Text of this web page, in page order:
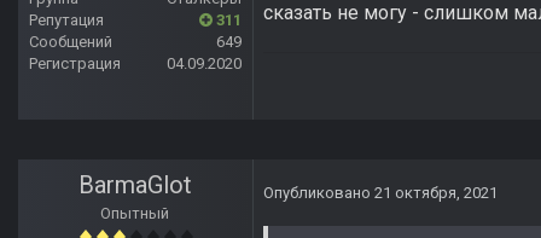
Репутация
311
Сообщений
649
Регистрация
04.09.2020
сказать не могу - слишком
BarmaGlot
Опытный
Опубликовано 21 октября, 2021